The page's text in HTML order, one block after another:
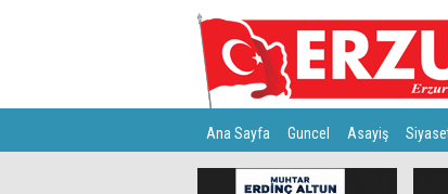
Ana Sayfa Guncel Asayiş
Teknoloji